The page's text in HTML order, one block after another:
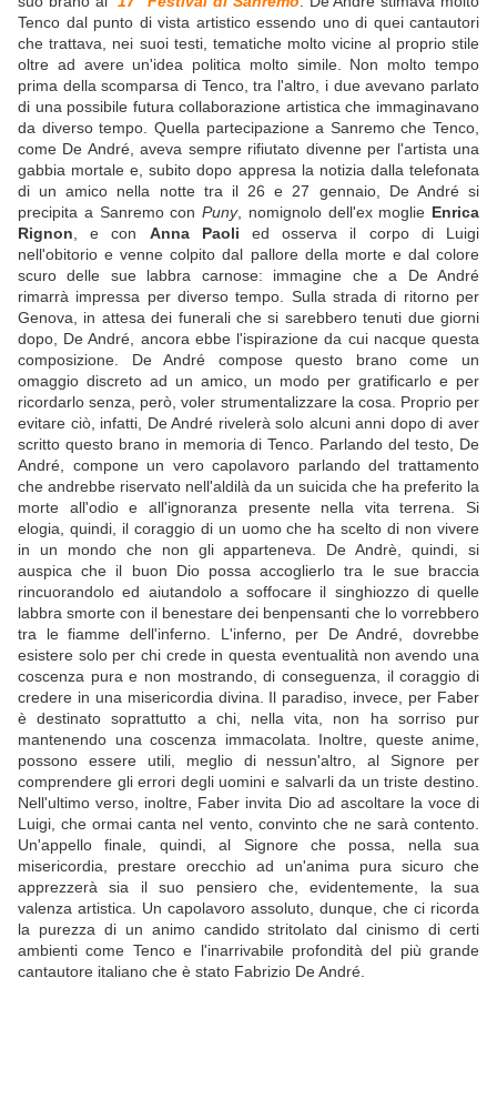
Tenco dal punto di vista artistico essendo uno di quei cantautori
che trattava, nei suoi testi, tematiche molto vicine al proprio stile
oltre ad avere un'idea politica molto simile. Non molto tempo
prima della scomparsa di Tenco, tra l'altro, i due avevano parlato
di una possibile futura collaborazione artistica che immaginavano
da diverso tempo. Quella partecipazione a Sanremo che Tenco,
come De André, aveva sempre rifiutato divenne per l'artista una
gabbia mortale e, subito dopo appresa la notizia dalla telefonata
di un amico nella notte tra il 26 e 27 gennaio, De André si
precipita a Sanremo con Puny, nomignolo dell'ex moglie Enrica
Rignon , e con Anna Paoli ed osserva il corpo di Luigi
nell'obitorio e venne colpito dal pallore della morte e dal colore
scuro delle sue labbra carnose: immagine che a De André
rimarrà impressa per diverso tempo. Sulla strada di ritorno per
Genova, in attesa dei funerali che si sarebbero tenuti due giorni
dopo, De André, ancora ebbe l'ispirazione da cui nacque questa
composizione. De André compose questo brano come un
omaggio discreto ad un amico, un modo per gratificarlo e per
ricordarlo senza, però, voler strumentalizzare la cosa. Proprio per
evitare ciò, infatti, De André rivelerà solo alcuni anni dopo di aver
scritto questo brano in memoria di Tenco. Parlando del testo, De
André, compone un vero capolavoro parlando del trattamento
che andrebbe riservato nell'aldilà da un suicida che ha preferito la
morte all'odio e all'ignoranza presente nella vita terrena. Si
elogia, quindi, il coraggio di un uomo che ha scelto di non vivere
in un mondo che non gli apparteneva. De Andrè, quindi, si
auspica che il buon Dio possa accoglierlo tra le sue braccia
rincuorandolo ed aiutandolo a soffocare il singhiozzo di quelle
labbra smorte con il benestare dei benpensanti che lo vorrebbero
tra le fiamme dell'inferno. L'inferno, per De André, dovrebbe
esistere solo per chi crede in questa eventualità non avendo una
coscenza pura e non mostrando, di conseguenza, il coraggio di
credere in una misericordia divina. Il paradiso, invece, per Faber
è destinato soprattutto a chi, nella vita, non ha sorriso pur
mantenendo una coscenza immacolata. Inoltre, queste anime,
possono essere utili, meglio di nessun'altro, al Signore per
comprendere gli errori degli uomini e salvarli da un triste destino.
Nell'ultimo verso, inoltre, Faber invita Dio ad ascoltare la voce di
Luigi, che ormai canta nel vento, convinto che ne sarà contento.
Un'appello finale, quindi, al Signore che possa, nella sua
misericordia, prestare orecchio ad un'anima pura sicuro che
apprezzerà sia il suo pensiero che, evidentemente, la sua
valenza artistica. Un capolavoro assoluto, dunque, che ci ricorda
la purezza di un animo candido stritolato dal cinismo di certi
ambienti come Tenco e l'inarrivabile profondità del più grande
cantautore italiano che è stato Fabrizio De André.